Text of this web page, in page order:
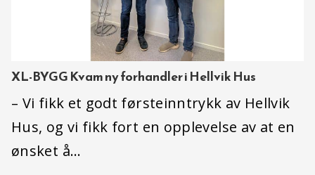
XL-BYGG Kvam ny forhandler i Hellvik Hus
– Vi fikk et godt førsteinntrykk av Hellvik
Hus, og vi fikk fort en opplevelse av at en
ønsket å…